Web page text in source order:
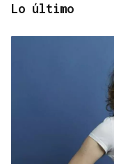
Un
Lo último